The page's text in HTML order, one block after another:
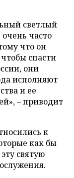
светлый
часто
что он
спасти
они
исполняют
и ее
– приводит
к
как бы
святую